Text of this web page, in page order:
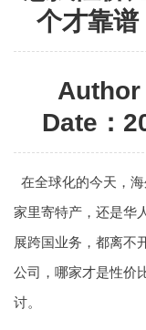
个才靠谱
Author
Date：
在全球化的今天，
家里寄特产，还是华
展跨国业务，都离不
公司，哪家才是性价
讨。